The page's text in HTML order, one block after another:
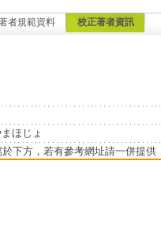
者規範資料 校正著者資訊
ほじょ
下方，若有參考網址請一併提供